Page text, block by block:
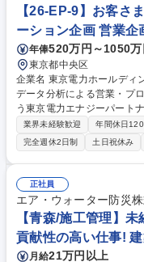
施工管理リーダー/水処理
【26-EP-9】お客さ
ーション企画 営業企
年俸520万円～1050万
東京都中央区
企業名 東京電力ホールディングス株式会社 求
データ分析による営業・プロモーション企画
う東京電力エナジーパート
会員サイト(くらしTEPCO
コンテンツを活用したプロモーショ
一貫して担当、お客さまと
ウンドメディアの設計・運
ームを活用したプロモーシ
業戦略への反映や施策立案
（一定数の施策を年間で対
バランスよく推進 募集職種 【26-EP-9】お客さま_データ分析による営
業・プロモーション企画
業界未経験歓迎 年間休日
完全週休2日制
土日祝休み
正社員
エア・ウォーター防災
【青森/施工管理】
貢献性の高い仕事!
月給21万円以上